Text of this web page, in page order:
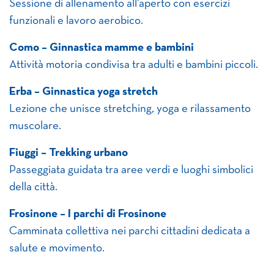
Sessione di allenamento all’aperto con esercizi
funzionali e lavoro aerobico.
Como – Ginnastica mamme e bambini
Attività motoria condivisa tra adulti e bambini piccoli.
Erba – Ginnastica yoga stretch
Lezione che unisce stretching, yoga e rilassamento
muscolare.
Fiuggi – Trekking urbano
Passeggiata guidata tra aree verdi e luoghi simbolici
della città.
Frosinone – I parchi di Frosinone
Camminata collettiva nei parchi cittadini dedicata a
salute e movimento.